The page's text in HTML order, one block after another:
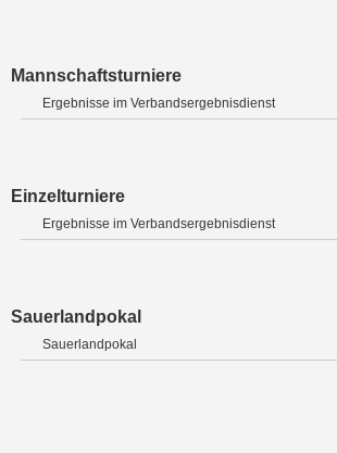
Mannschaftsturniere
Ergebnisse im Verbandsergebnisdienst
Einzelturniere
Ergebnisse im Verbandsergebnisdienst
Sauerlandpokal
Sauerlandpokal